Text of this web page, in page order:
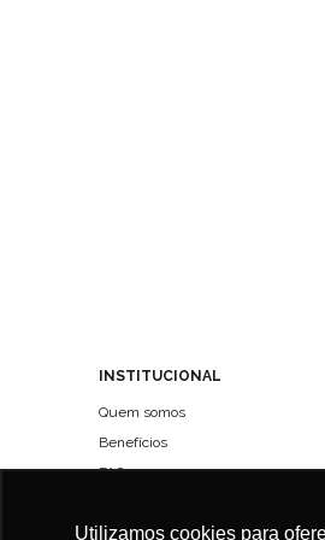
Utilizamos cookies para
INSTITUCIONAL
Quem somos
Benefícios
FAQ
Política de Privacidade